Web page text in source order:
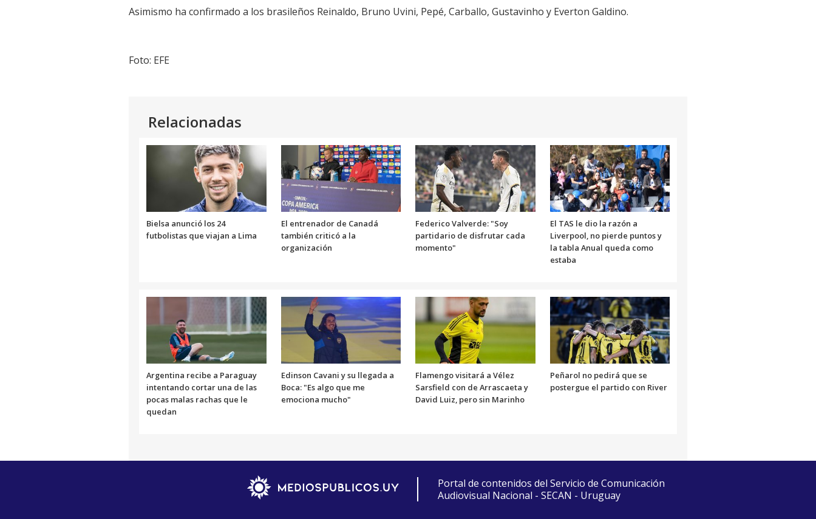
Asimismo ha confirmado a los brasileños Reinaldo, Bruno Uvini, Pepé, Carballo, Gustavinho y Everton Galdino.
Foto: EFE
Relacionadas
Bielsa anunció los 24
futbolistas que viajan a Lima
El entrenador de Canadá
también criticó a la
organización
Federico Valverde: "Soy
partidario de disfrutar cada
momento"
El TAS le dio la razón a
Liverpool, no pierde puntos y
la tabla Anual queda como
estaba
Argentina recibe a Paraguay
intentando cortar una de las
pocas malas rachas que le
quedan
Edinson Cavani y su llegada a
Boca: "Es algo que me
emociona mucho"
Flamengo visitará a Vélez
Sarsfield con de Arrascaeta y
David Luiz, pero sin Marinho
Peñarol no pedirá que se
postergue el partido con River
Portal de contenidos del Servicio de Comunicación
Audiovisual Nacional - SECAN - Uruguay